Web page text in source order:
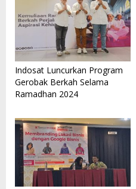
Indosat Luncurkan Program
Gerobak Berkah Selama
Ramadhan 2024